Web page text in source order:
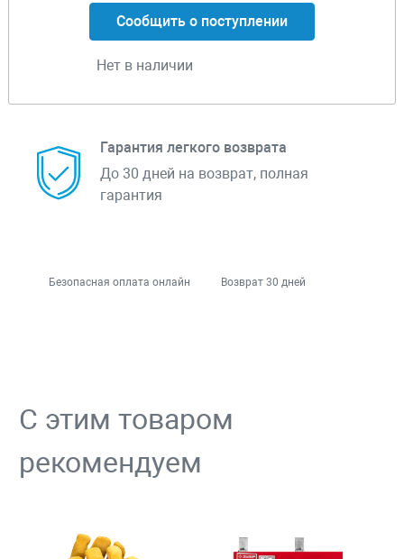
Сообщить о поступлении
Нет в наличии
Гарантия легкого возврата
До 30 дней на возврат, полная
гарантия
Безопасная оплата онлайн Возврат 30 дней
С этим товаром
рекомендуем